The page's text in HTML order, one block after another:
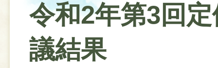
令和2年第3回
議結果